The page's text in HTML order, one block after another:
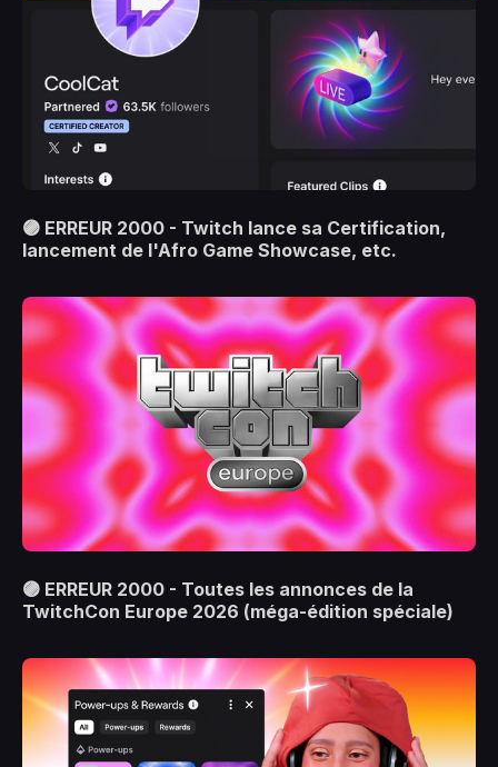
🟣 ERREUR 2000 - Twitch lance sa Certification,
lancement de l'Afro Game Showcase, etc.
🟣 ERREUR 2000 - Toutes les annonces de la
TwitchCon Europe 2026 (méga-édition spéciale)